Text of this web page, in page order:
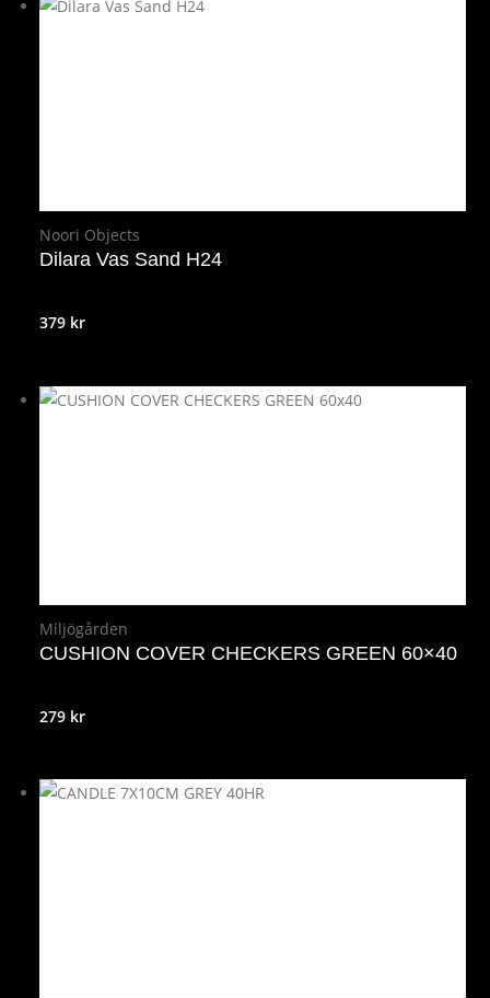
Noori Objects
Dilara Vas Sand H24
379 kr
Miljögården
CUSHION COVER CHECKERS GREEN 60×40
279 kr